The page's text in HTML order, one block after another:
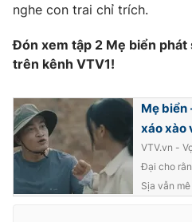
nghe con trai chỉ trích.
Đón xem tập 2 Mẹ biển phát
trên kênh VTV1!
Mẹ biển
xáo xào
VTV.vn -
Đại cho
Sịa vẫn